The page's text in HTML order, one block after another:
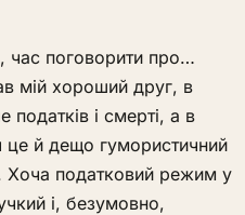
час поговорити про…
мій хороший друг, в
і смерті, а в
й дещо гумористичний
Хоча податковий режим у
і, безумовно,